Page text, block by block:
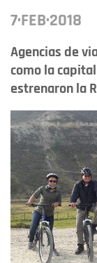
7·FEB·2018
Agencias de
como la
estrenaron la